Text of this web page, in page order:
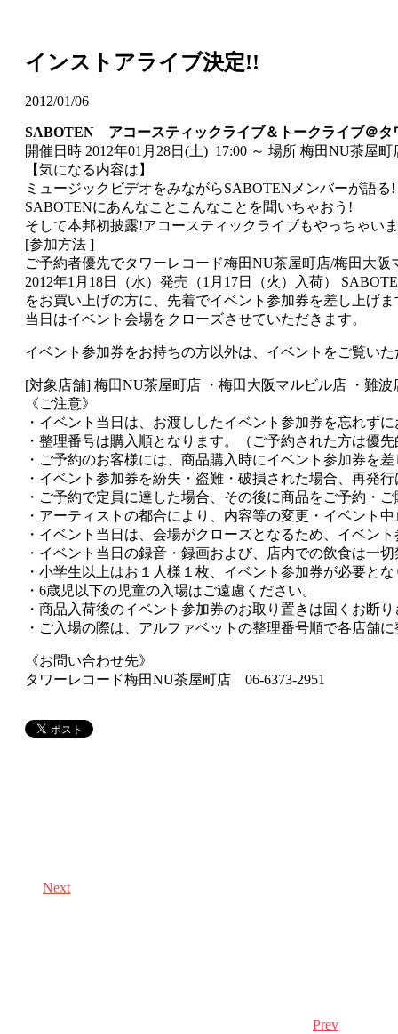
インストアライブ決定!!
2012/01/06
SABOTEN アコースティックライブ＆トークライブ＠タ
開催日時 2012年01月28日(土) 17:00 ～ 場所 梅田NU茶屋
【気になる内容は】
ミュージックビデオをみながらSABOTENメンバーが語る!
SABOTENにあんなことこんなことを聞いちゃおう!
そして本邦初披露!アコースティックライブもやっちゃい
[参加方法 ]
ご予約者優先でタワーレコード梅田NU茶屋町店/梅田大
2012年1月18日（水）発売（1月17日（火）入荷）
をお買い上げの方に、先着でイベント参加券を差し上げま
当日はイベント会場をクローズさせていただきます。
イベント参加券をお持ちの方以外は、イベントをご覧い
[対象店舗] 梅田NU茶屋町店 ・梅田大阪マルビル店 ・難
《ご注意》
・イベント当日は、お渡ししたイベント参加券を忘れず
・整理番号は購入順となります。（ご予約された方は優
・ご予約のお客様には、商品購入時にイベント参加券を
・イベント参加券を紛失・盗難・破損された場合、再発
・ご予約で定員に達した場合、その後に商品をご予約・
・アーティストの都合により、内容等の変更・イベント
・イベント当日は、会場がクローズとなるため、イベン
・イベント当日の録音・録画および、店内での飲食は一
・小学生以上はお１人様１枚、イベント参加券が必要と
・6歳児以下の児童の入場はご遠慮ください。
・商品入荷後のイベント参加券のお取り置きは固くお断
・ご入場の際は、アルファベットの整理番号順で各店舗
《お問い合わせ先》
タワーレコード梅田NU茶屋町店 06-6373-2951
Next
Prev